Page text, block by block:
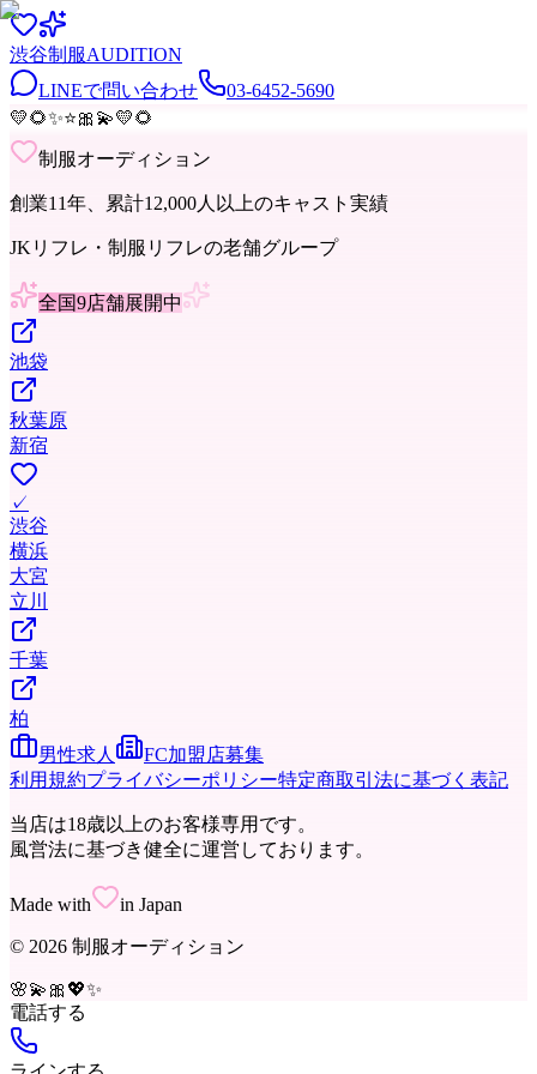
渋谷制服AUDITION
LINEで問い合わせ
03-6452-5690
💛🌻✨⭐🎀 💫💛🌻
制服オーディション
創業11年、累計12,000人以上のキャスト実績
JKリフレ・制服リフレの老舗グループ
全国9店舗展開中
池袋
秋葉原
新宿
✓
渋谷
横浜
大宮
立川
千葉
柏
男性求人
FC加盟店募集
利用規約プライバシーポリシー特定商取引法に基づく表記
当店は18歳以上のお客様専用です。
風営法に基づき健全に運営しております。
Made with in Japan
© 2026 制服オーディション
🌸💫 🎀 💖✨
電話する